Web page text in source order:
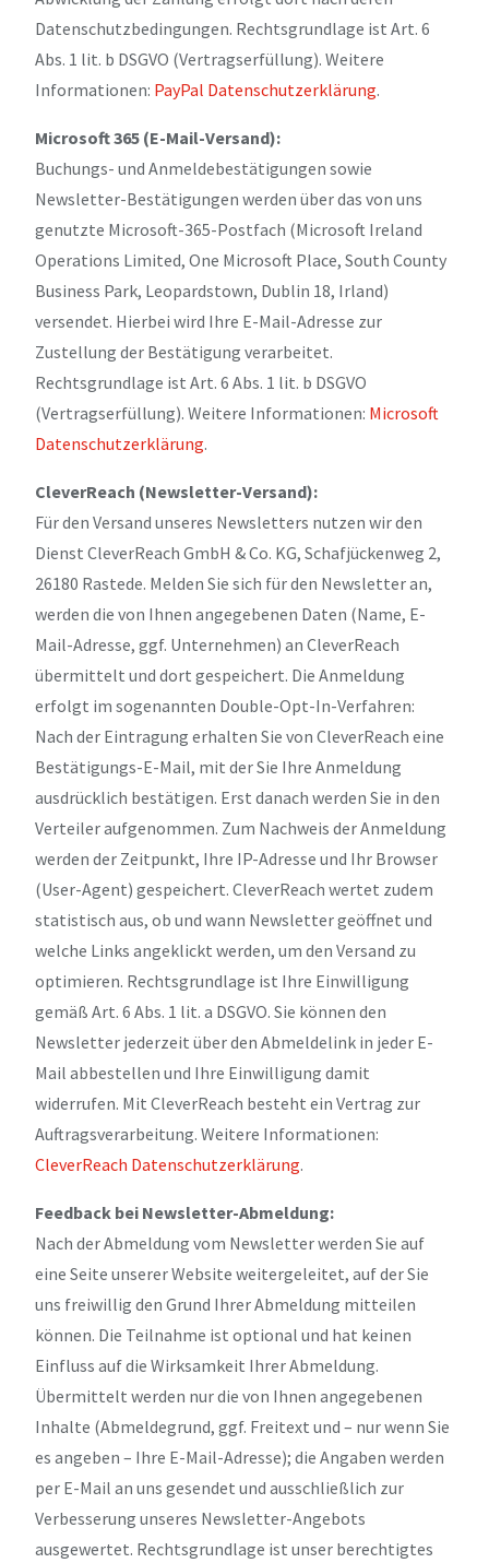
Datenschutzbedingungen. Rechtsgrundlage ist Art. 6
Abs. 1 lit. b DSGVO (Vertragserfüllung). Weitere
Informationen: PayPal Datenschutzerklärung.
Microsoft 365 (E-Mail-Versand):
Buchungs- und Anmeldebestätigungen sowie
Newsletter-Bestätigungen werden über das von uns
genutzte Microsoft-365-Postfach (Microsoft Ireland
Operations Limited, One Microsoft Place, South County
Business Park, Leopardstown, Dublin 18, Irland)
versendet. Hierbei wird Ihre E-Mail-Adresse zur
Zustellung der Bestätigung verarbeitet.
Rechtsgrundlage ist Art. 6 Abs. 1 lit. b DSGVO
(Vertragserfüllung). Weitere Informationen: Microsoft
Datenschutzerklärung.
CleverReach (Newsletter-Versand):
Für den Versand unseres Newsletters nutzen wir den
Dienst CleverReach GmbH & Co. KG, Schafjückenweg 2,
26180 Rastede. Melden Sie sich für den Newsletter an,
werden die von Ihnen angegebenen Daten (Name, E-
Mail-Adresse, ggf. Unternehmen) an CleverReach
übermittelt und dort gespeichert. Die Anmeldung
erfolgt im sogenannten Double-Opt-In-Verfahren:
Nach der Eintragung erhalten Sie von CleverReach eine
Bestätigungs-E-Mail, mit der Sie Ihre Anmeldung
ausdrücklich bestätigen. Erst danach werden Sie in den
Verteiler aufgenommen. Zum Nachweis der Anmeldung
werden der Zeitpunkt, Ihre IP-Adresse und Ihr Browser
(User-Agent) gespeichert. CleverReach wertet zudem
statistisch aus, ob und wann Newsletter geöffnet und
welche Links angeklickt werden, um den Versand zu
optimieren. Rechtsgrundlage ist Ihre Einwilligung
gemäß Art. 6 Abs. 1 lit. a DSGVO. Sie können den
Newsletter jederzeit über den Abmeldelink in jeder E-
Mail abbestellen und Ihre Einwilligung damit
widerrufen. Mit CleverReach besteht ein Vertrag zur
Auftragsverarbeitung. Weitere Informationen:
CleverReach Datenschutzerklärung.
Feedback bei Newsletter-Abmeldung:
Nach der Abmeldung vom Newsletter werden Sie auf
eine Seite unserer Website weitergeleitet, auf der Sie
uns freiwillig den Grund Ihrer Abmeldung mitteilen
können. Die Teilnahme ist optional und hat keinen
Einfluss auf die Wirksamkeit Ihrer Abmeldung.
Übermittelt werden nur die von Ihnen angegebenen
Inhalte (Abmeldegrund, ggf. Freitext und – nur wenn Sie
es angeben – Ihre E-Mail-Adresse); die Angaben werden
per E-Mail an uns gesendet und ausschließlich zur
Verbesserung unseres Newsletter-Angebots
ausgewertet. Rechtsgrundlage ist unser berechtigtes